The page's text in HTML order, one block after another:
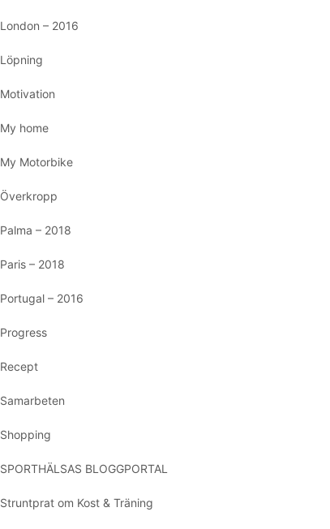
London – 2016
Löpning
Motivation
My home
My Motorbike
Överkropp
Palma – 2018
Paris – 2018
Portugal – 2016
Progress
Recept
Samarbeten
Shopping
SPORTHÄLSAS BLOGGPORTAL
Struntprat om Kost & Träning